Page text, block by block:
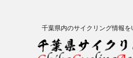
千葉県内のサイクリング情報を